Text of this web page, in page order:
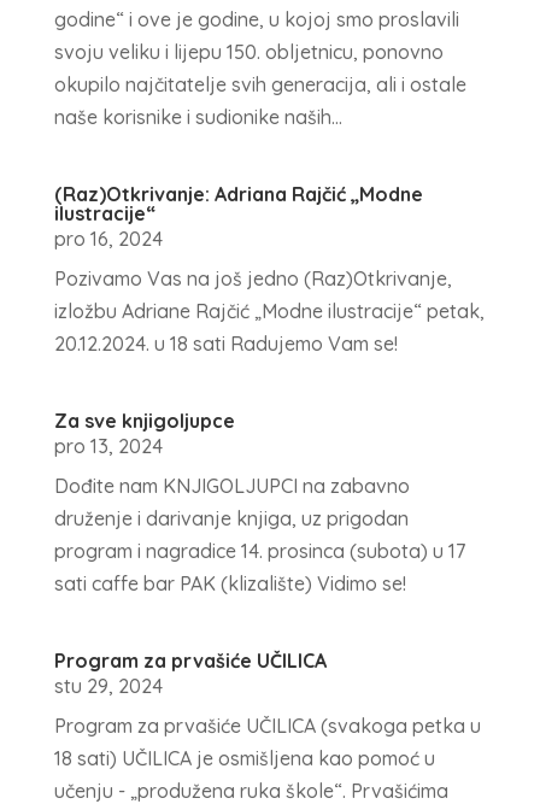
godine“ i ove je godine, u kojoj smo proslavili
svoju veliku i lijepu 150. obljetnicu, ponovno
okupilo najčitatelje svih generacija, ali i ostale
naše korisnike i sudionike naših...
(Raz)Otkrivanje: Adriana Rajčić „Modne
ilustracije“
pro 16, 2024
Pozivamo Vas na još jedno (Raz)Otkrivanje,
izložbu Adriane Rajčić „Modne ilustracije“ petak,
20.12.2024. u 18 sati Radujemo Vam se!
Za sve knjigoljupce
pro 13, 2024
Dođite nam KNJIGOLJUPCI na zabavno
druženje i darivanje knjiga, uz prigodan
program i nagradice 14. prosinca (subota) u 17
sati caffe bar PAK (klizalište) Vidimo se!
Program za prvašiće UČILICA
stu 29, 2024
Program za prvašiće UČILICA (svakoga petka u
18 sati) UČILICA je osmišljena kao pomoć u
učenju - „produžena ruka škole“. Prvašićima